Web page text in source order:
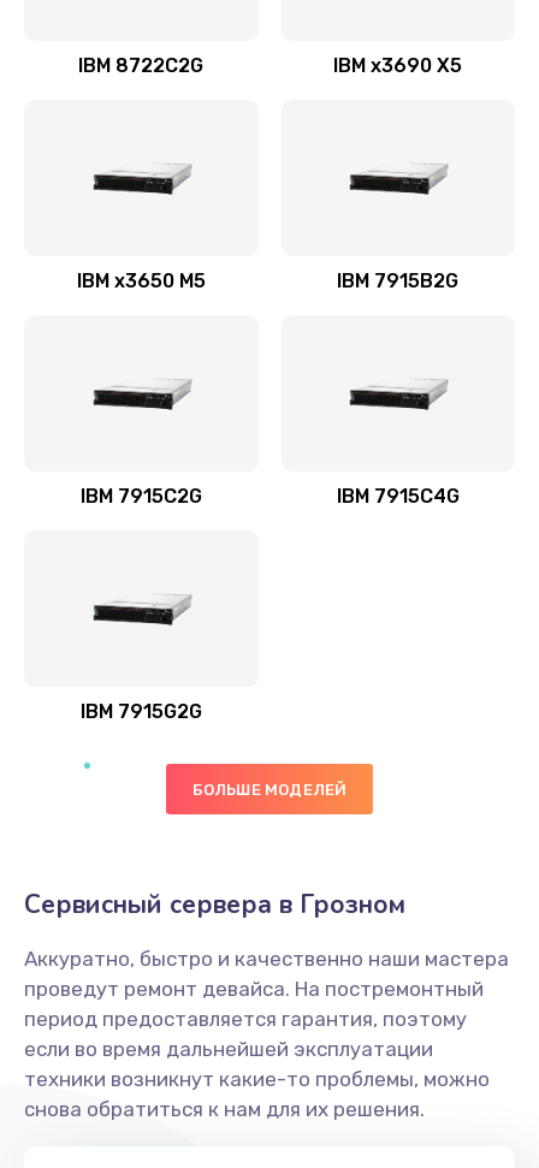
IBM 8722C2G IBM x3690 X5
IBM x3650 M5 IBM 7915B2G
IBM 7915C2G IBM 7915C4G
IBM 7915G2G
БОЛЬШЕ МОДЕЛЕЙ
Сервисный сервера в Грозном
Аккуратно, быстро и качественно наши мастера
проведут ремонт девайса. На постремонтный
период предоставляется гарантия, поэтому
если во время дальнейшей эксплуатации
техники возникнут какие-то проблемы, можно
снова обратиться к нам для их решения.